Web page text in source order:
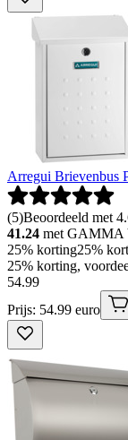
Arregui Brievenbus
(5)Beoordeeld met
41.24 met GAMMA
25% korting25%
25% korting,
54.99
Prijs: 54.99 euro